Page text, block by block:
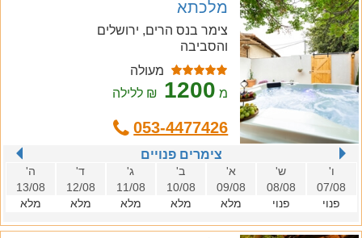
מלכתא
צימר בנס הרים, ירושלים
והסביבה
מעולה
מ 1200 ₪ ללילה
053-4477426
צימרים פנויים
ו'
07/08
פנוי
ש'
08/08
פנוי
א'
09/08
מלא
ב'
10/08
מלא
ג'
11/08
מלא
ד'
12/08
מלא
ה'
13/08
מלא